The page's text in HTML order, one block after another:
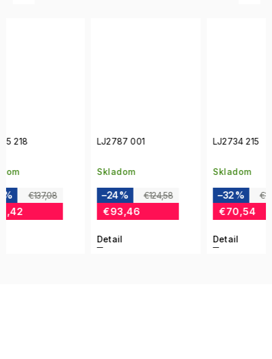
LJ2787 001
Skladom
–24 %
€93,46
LJ2734 215
Skladom
–32 %
€70,54
–31